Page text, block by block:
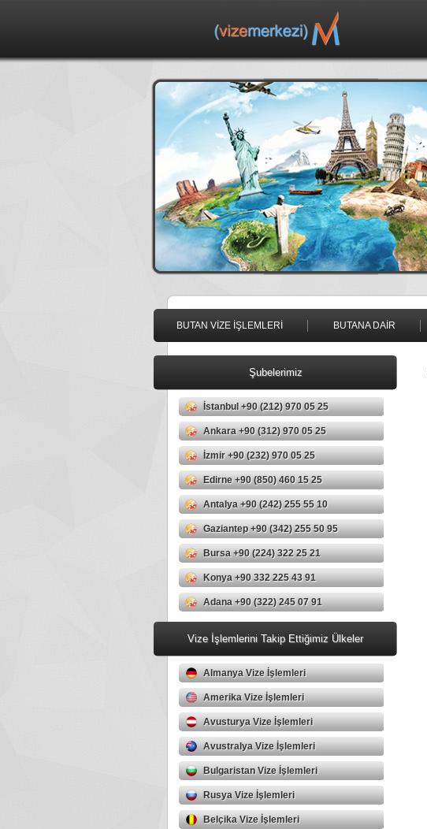
BUTAN VİZE İŞLEMLERİ BUTANA DAİR
Şubelerimiz
İstanbul +90 (212) 970 05 25
Ankara +90 (312) 970 05 25
İzmir +90 (232) 970 05 25
Edirne +90 (850) 460 15 25
Antalya +90 (242) 255 55 10
Gaziantep +90 (342) 255 50 95
Bursa +90 (224) 322 25 21
Konya +90 332 225 43 91
Adana +90 (322) 245 07 91
Vize İşlemlerini Takip Ettiğimiz Ülkeler
Almanya Vize İşlemleri
Amerika Vize İşlemleri
Avusturya Vize İşlemleri
Avustralya Vize İşlemleri
Bulgaristan Vize İşlemleri
Rusya Vize İşlemleri
Belçika Vize İşlemleri